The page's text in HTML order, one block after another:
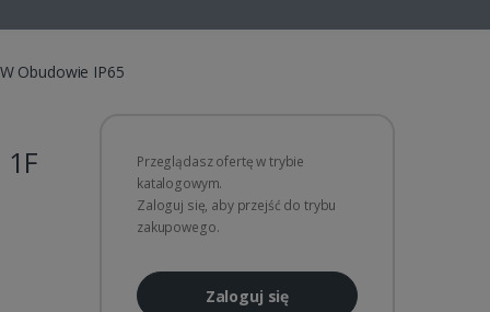
Obudowie IP65
Przeglądasz ofertę w trybie
katalogowym.
Zaloguj się, aby przejść do trybu
zakupowego.
Zaloguj się